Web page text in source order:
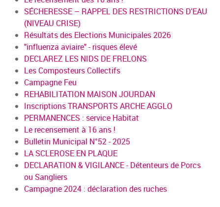
SÉCHERESSE – RAPPEL DES RESTRICTIONS D'EAU
(NIVEAU CRISE)
Résultats des Elections Municipales 2026
"influenza aviaire" - risques élevé
DECLAREZ LES NIDS DE FRELONS
Les Composteurs Collectifs
Campagne Feu
REHABILITATION MAISON JOURDAN
Inscriptions TRANSPORTS ARCHE AGGLO
PERMANENCES : service Habitat
Le recensement à 16 ans !
Bulletin Municipal N°52 - 2025
LA SCLEROSE EN PLAQUE
DECLARATION & VIGILANCE - Détenteurs de Porcs
ou Sangliers
Campagne 2024 : déclaration des ruches